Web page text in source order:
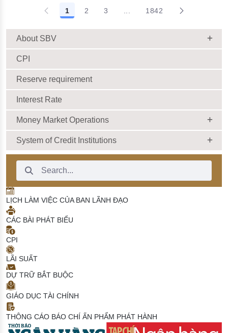
1 2 3 ... 1842
About SBV
CPI
Reserve requirement
Interest Rate
Money Market Operations
System of Credit Institutions
Search Bar
LỊCH LÀM VIỆC CỦA BAN LÃNH ĐẠO
CÁC BÀI PHÁT BIỂU
CPI
LÃI SUẤT
DỰ TRỮ BẮT BUỘC
GIÁO DỤC TÀI CHÍNH
THÔNG CÁO BÁO CHÍ ẤN PHẨM PHÁT HÀNH